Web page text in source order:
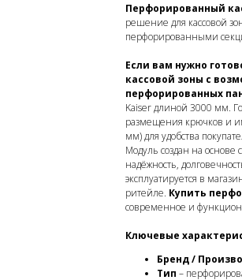
Перфорированный
решение для кассовой
перфорированными
Если вам нужно
кассовой зоны с
перфорированных
Kaiser длиной 3000 мм.
размещения крючков и
мм) для удобства
Модуль создан на основе
надёжность,
эксплуатируется в
ритейле. Купить
современное и
Ключевые
Бренд /
Тип –